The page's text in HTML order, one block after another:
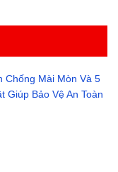
Chống Mài Mòn Và 5
Giúp Bảo Vệ An Toàn